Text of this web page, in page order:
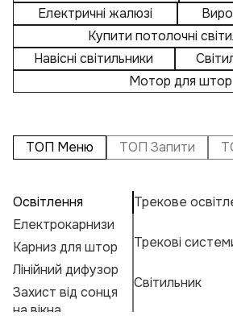
Електричні жалюзі
Купити потолочні
Навісні світильники
Мотор для штор
ТОП Меню ТОП Запити
Освітлення
Електрокарнизи
Карниз для штор
Лінійний дифузор
Захист від сонця
на вікна
Трекові
Світильник